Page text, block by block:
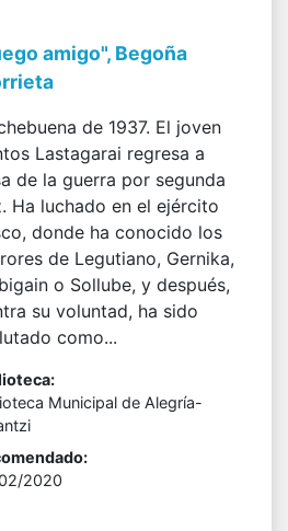
amigo", Begoña
de 1937. El joven
Lastagarai regresa a
de la guerra por segunda
Ha luchado en el ejército
donde ha conocido los
de Legutiano, Gernika,
o Sollube, y después,
su voluntad, ha sido
como...
Municipal de Alegría-
2020